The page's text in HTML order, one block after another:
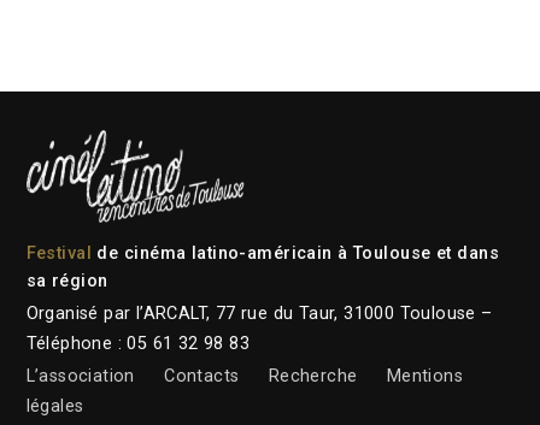
Festival
de cinéma latino-américain à Toulouse et dans
sa région
Organisé par l’ARCALT, 77 rue du Taur, 31000 Toulouse –
Téléphone : 05 61 32 98 83
L’association
Contacts Recherche
Mentions
légales